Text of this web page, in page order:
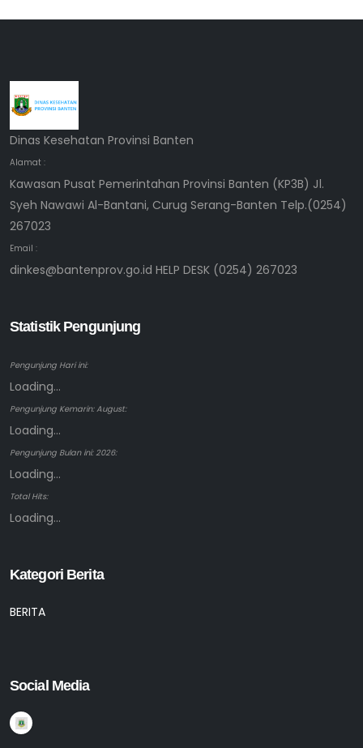
Dinas Kesehatan Provinsi Banten
Alamat :
Kawasan Pusat Pemerintahan Provinsi Banten (KP3B) Jl.
Syeh Nawawi Al-Bantani, Curug Serang-Banten Telp.(0254)
267023
Email :
dinkes@bantenprov.go.id HELP DESK (0254) 267023
Statistik Pengunjung
Pengunjung Hari ini:
Loading...
Pengunjung Kemarin: August:
Loading...
Pengunjung Bulan ini: 2026:
Loading...
Total Hits:
Loading...
Kategori Berita
BERITA
Social Media